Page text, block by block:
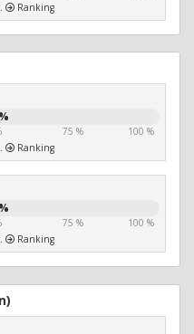
Ranking
75 %
100 %
Ranking
75 %
100 %
Ranking